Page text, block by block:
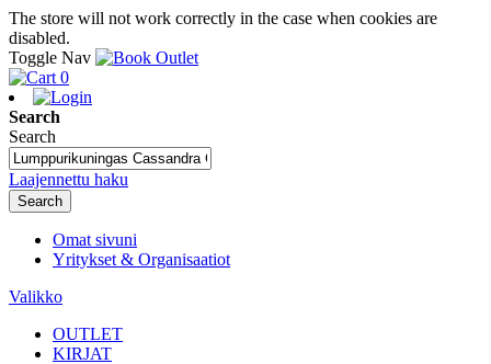
The store will not work correctly in the case when cookies are
disabled.
Toggle Nav
0
Search
Search
Laajennettu haku
Search
Omat sivuni
Yritykset & Organisaatiot
Valikko
OUTLET
KIRJAT